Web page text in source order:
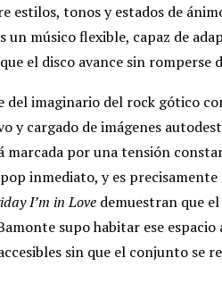
estilos, tonos y estados de
músico flexible, capaz de
el disco avance sin romperse
del imaginario del rock gótico
y cargado de imágenes
por una tensión
inmediato, y es precisamente
I’m in Love demuestran que
supo habitar ese
sin que el conjunto se